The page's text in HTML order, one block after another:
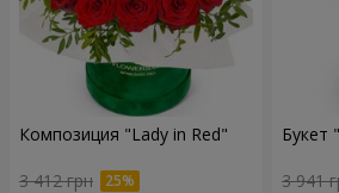
Композиция "Lady in Red"
3 412 грн
Букет
3 941